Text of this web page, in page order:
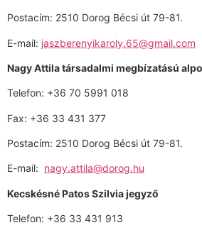
Postacím: 2510 Dorog Bécsi út 79-81.
E-mail: jaszberenyikaroly.65@gmail.com
Nagy Attila társadalmi megbízatású
Telefon: +36 70 5991 018
Fax: +36 33 431 377
Postacím: 2510 Dorog Bécsi út 79-81.
E-mail: nagy.attila@dorog.hu
Kecskésné Patos Szilvia jegyző
Telefon: +36 33 431 913